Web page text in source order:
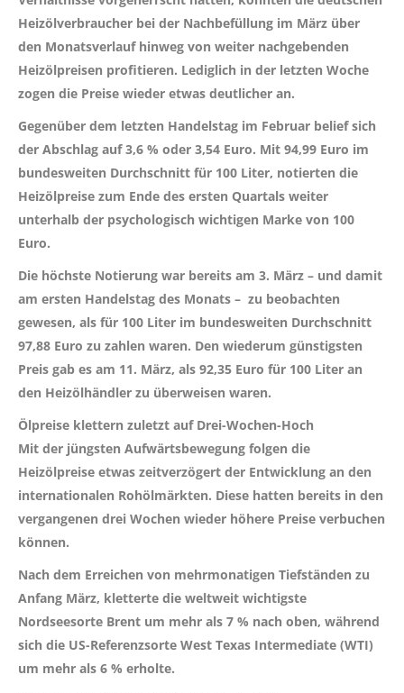
Heizölverbraucher bei der Nachbefüllung im März über
den Monatsverlauf hinweg von weiter nachgebenden
Heizölpreisen profitieren. Lediglich in der letzten Woche
zogen die Preise wieder etwas deutlicher an.
Gegenüber dem letzten Handelstag im Februar belief sich
der Abschlag auf 3,6 % oder 3,54 Euro. Mit 94,99 Euro im
bundesweiten Durchschnitt für 100 Liter, notierten die
Heizölpreise zum Ende des ersten Quartals weiter
unterhalb der psychologisch wichtigen Marke von 100
Euro.
Die höchste Notierung war bereits am 3. März – und damit
am ersten Handelstag des Monats – zu beobachten
gewesen, als für 100 Liter im bundesweiten Durchschnitt
97,88 Euro zu zahlen waren. Den wiederum günstigsten
Preis gab es am 11. März, als 92,35 Euro für 100 Liter an
den Heizölhändler zu überweisen waren.
Ölpreise klettern zuletzt auf Drei-Wochen-Hoch
Mit der jüngsten Aufwärtsbewegung folgen die
Heizölpreise etwas zeitverzögert der Entwicklung an den
internationalen Rohölmärkten. Diese hatten bereits in den
vergangenen drei Wochen wieder höhere Preise verbuchen
können.
Nach dem Erreichen von mehrmonatigen Tiefständen zu
Anfang März, kletterte die weltweit wichtigste
Nordseesorte Brent um mehr als 7 % nach oben, während
sich die US-Referenzsorte West Texas Intermediate (WTI)
um mehr als 6 % erholte.